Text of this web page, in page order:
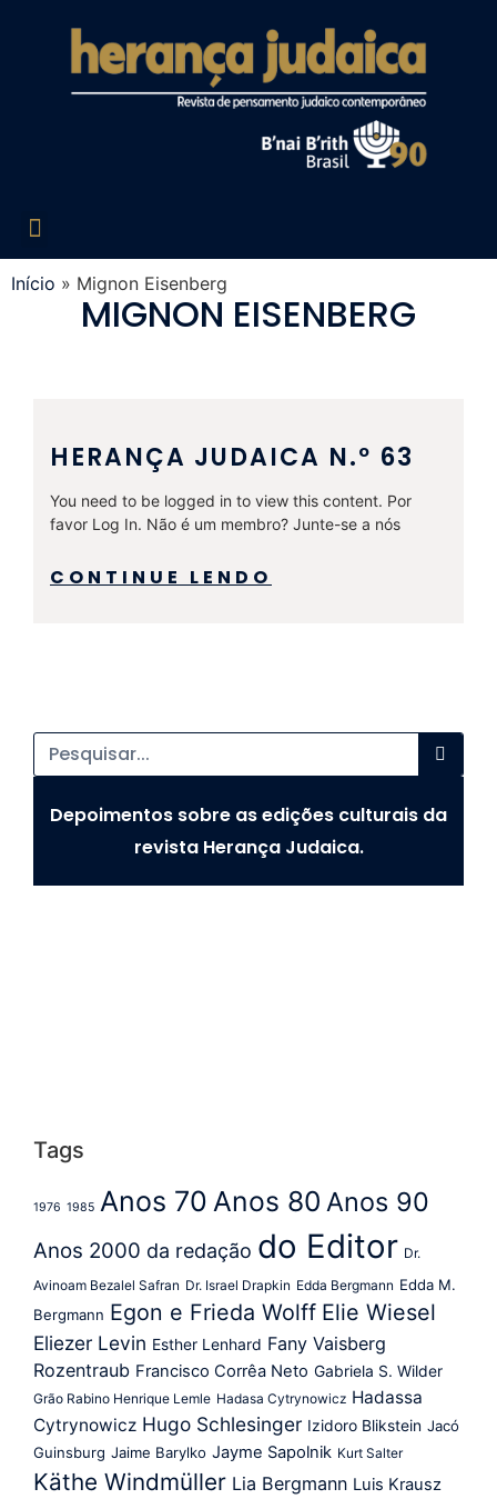
Início » Mignon Eisenberg
MIGNON EISENBERG
HERANÇA JUDAICA N.º 63
You need to be logged in to view this content. Por
favor Log In. Não é um membro? Junte-se a nós
CONTINUE LENDO
Depoimentos sobre as edições culturais da
revista Herança Judaica.
Tags
1976 1985 Anos 70 Anos 80 Anos 90
Anos 2000 da redação do Editor Dr.
Avinoam Bezalel Safran Dr. Israel Drapkin Edda Bergmann Edda M.
Bergmann Egon e Frieda Wolff Elie Wiesel
Eliezer Levin Esther Lenhard Fany Vaisberg
Rozentraub Francisco Corrêa Neto Gabriela S. Wilder
Grão Rabino Henrique Lemle Hadasa Cytrynowicz Hadassa
Cytrynowicz Hugo Schlesinger Izidoro Blikstein Jacó
Guinsburg Jaime Barylko Jayme Sapolnik Kurt Salter
Käthe Windmüller Lia Bergmann Luis Krausz